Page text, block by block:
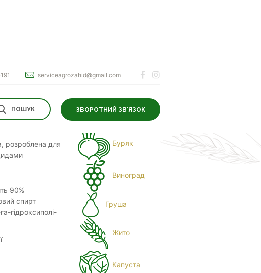
ПОШУК ЗВОРОТНИЙ ЗВ'ЯЗОК
serviceagrozahid@gmail.com
розроблена для
90%
спирт
гідроксиполі-
ДЛЯ КУЛЬТУР
Буряк
Виноград
Груша
Жито
Капуста